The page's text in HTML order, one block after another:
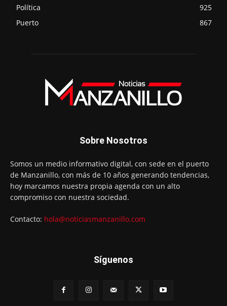
Política
925
Puerto
867
Sobre Nosotros
Somos un medio informativo digital, con sede en el puerto
de Manzanillo, con más de 10 años generando tendencias,
hoy marcamos nuestra propia agenda con un alto
compromiso con nuestra sociedad.
Contacto: hola@noticiasmanzanillo.com
Síguenos